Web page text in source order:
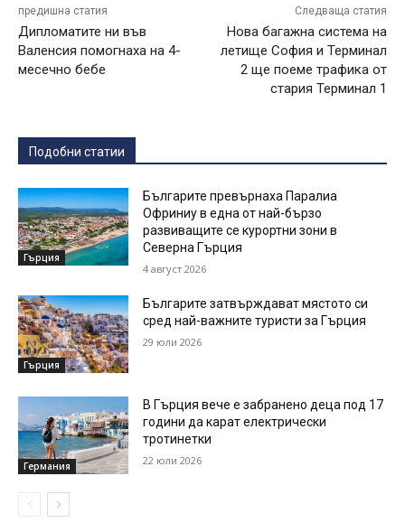
предишна статия
Дипломатите ни във
Валенсия помогнаха на 4-
месечно бебе
Следваща статия
Нова багажна система на
летище София и Терминал
2 ще поеме трафика от
стария Терминал 1
Подобни статии
Гърция
Българите превърнаха Паралиа
Офриниу в една от най-бързо
развиващите се курортни зони в
Северна Гърция
4 август 2026
Гърция
Българите затвърждават мястото си
сред най-важните туристи за Гърция
29 юли 2026
Германия
В Гърция вече е забранено деца под 17
години да карат електрически
тротинетки
22 юли 2026